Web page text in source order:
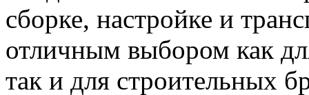
сборке, настройке и
отличным выбором как
так и для строительных